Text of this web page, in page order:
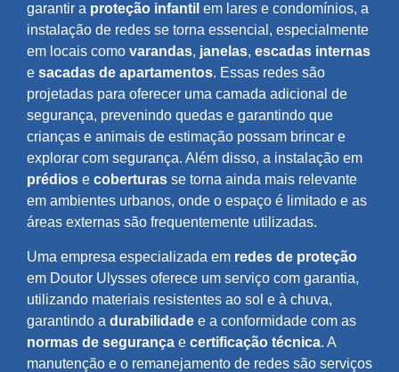
garantir a proteção infantil em lares e condomínios, a
instalação de redes se torna essencial, especialmente
em locais como varandas, janelas, escadas internas
e sacadas de apartamentos. Essas redes são
projetadas para oferecer uma camada adicional de
segurança, prevenindo quedas e garantindo que
crianças e animais de estimação possam brincar e
explorar com segurança. Além disso, a instalação em
prédios e coberturas se torna ainda mais relevante
em ambientes urbanos, onde o espaço é limitado e as
áreas externas são frequentemente utilizadas.
Uma empresa especializada em redes de proteção
em Doutor Ulysses oferece um serviço com garantia,
utilizando materiais resistentes ao sol e à chuva,
garantindo a durabilidade e a conformidade com as
normas de segurança e certificação técnica. A
manutenção e o remanejamento de redes são serviços